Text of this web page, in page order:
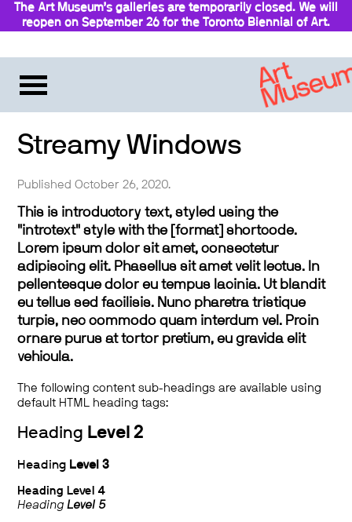
The Art Museum’s galleries are temporarily closed. We will
reopen on September 26 for the Toronto Biennial of Art.
Streamy Windows
Published October 26, 2020.
This is introductory text, styled using the
"introtext" style with the [format] shortcode.
Lorem ipsum dolor sit amet, consectetur
adipiscing elit. Phasellus sit amet velit lectus. In
pellentesque dolor eu tempus lacinia. Ut blandit
eu tellus sed facilisis. Nunc pharetra tristique
turpis, nec commodo quam interdum vel. Proin
ornare purus at tortor pretium, eu gravida elit
vehicula.
The following content sub-headings are available using
default HTML heading tags:
Heading Level 2
Heading Level 3
Heading Level 4
HeadingLevel 5